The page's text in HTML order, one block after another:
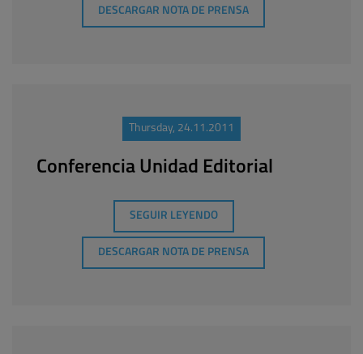
DESCARGAR NOTA DE PRENSA
Thursday, 24.11.2011
Conferencia Unidad Editorial
SEGUIR LEYENDO
DESCARGAR NOTA DE PRENSA